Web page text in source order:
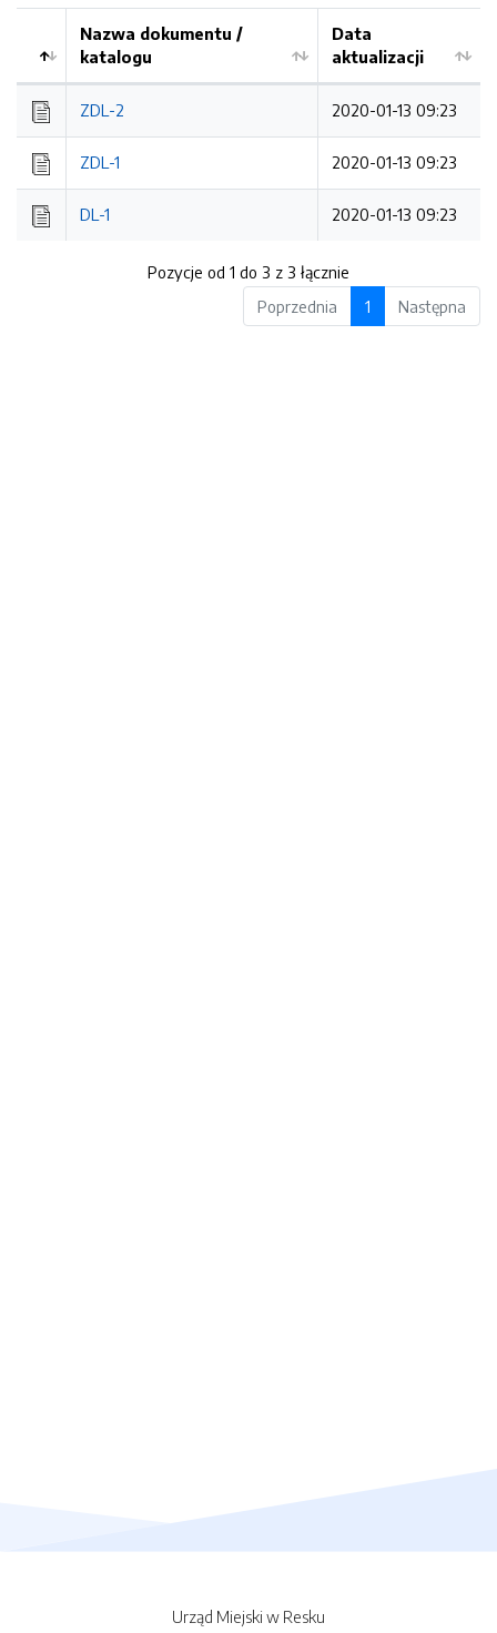
Nazwa dokumentu /
katalogu
Data
aktualizacji
ZDL-2 2020-01-13 09:23
ZDL-1 2020-01-13 09:23
DL-1 2020-01-13 09:23
Pozycje od 1 do 3 z 3 łącznie
Poprzednia
1 Następna
Urząd Miejski w Resku